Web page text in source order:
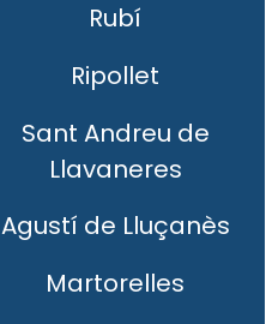
Rubí
Ripollet
Sant Andreu de
Llavaneres
Agustí de Lluçanès
Martorelles